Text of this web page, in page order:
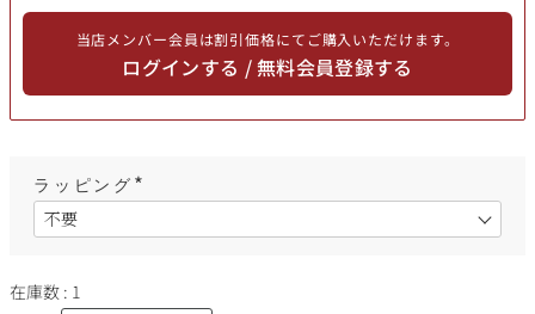
オーパス・ワン
スクリーミング・
イーグル
当店メンバー会員は割引価格にてご購入いただけます。
ログインする / 無料会員登録する
ラッピング
(
須
在庫数 1